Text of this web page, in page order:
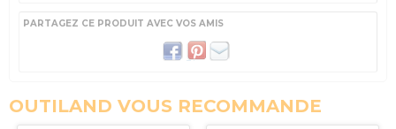
PARTAGEZ CE PRODUIT AVEC VOS AMIS
OUTILAND VOUS RECOMMANDE